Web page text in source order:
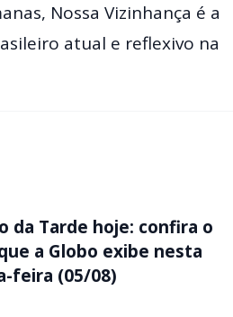
Nossa Vizinhança é a
atual e reflexivo na
da Tarde hoje: confira o
a Globo exibe nesta
feira (05/08)